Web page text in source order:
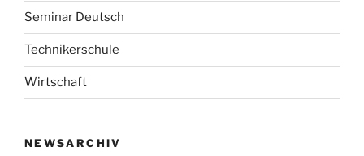
Seminar Deutsch
Technikerschule
Wirtschaft
NEWSARCHIV